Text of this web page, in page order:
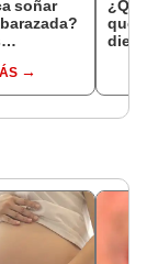
soñar
que